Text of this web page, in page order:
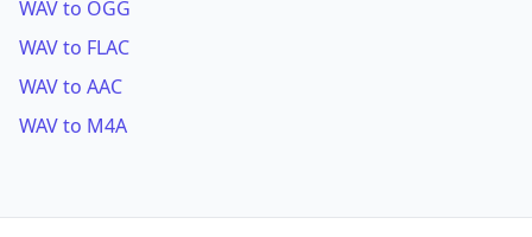
WAV to OGG
WAV to FLAC
WAV to AAC
WAV to M4A